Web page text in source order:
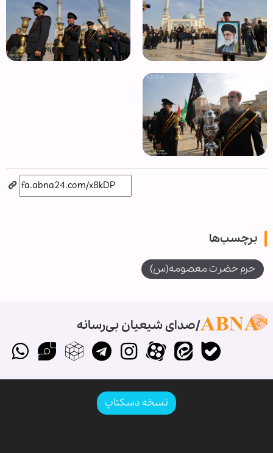
برچسب‌ها
حرم حضرت معصومه(س)
صدای شیعیان بی‌رسانه
نسخه دسکتاپ